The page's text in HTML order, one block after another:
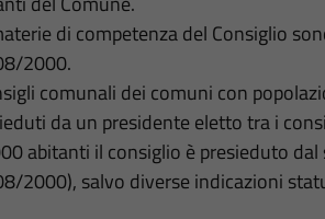
di competenza del Consiglio
2000.
comunali dei comuni con
da un presidente eletto tra i
abitanti il consiglio è presieduto
2000), salvo diverse indicazioni